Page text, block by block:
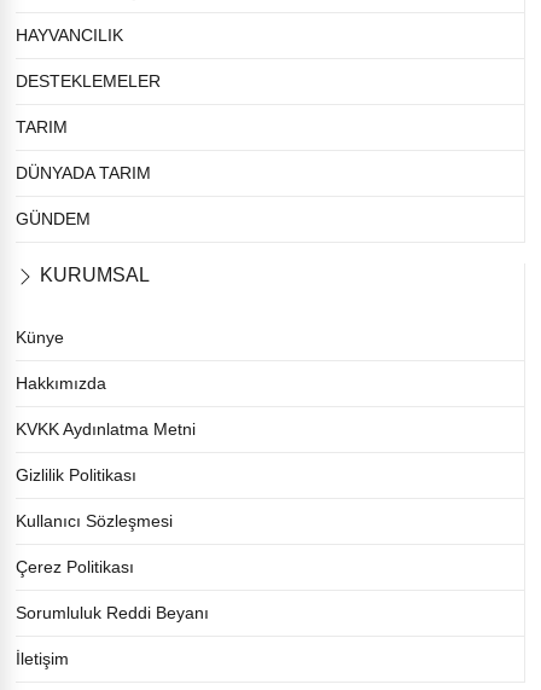
HAYVANCILIK
DESTEKLEMELER
TARIM
DÜNYADA TARIM
GÜNDEM
KURUMSAL
Künye
Hakkımızda
KVKK Aydınlatma Metni
Gizlilik Politikası
Kullanıcı Sözleşmesi
Çerez Politikası
Sorumluluk Reddi Beyanı
İletişim